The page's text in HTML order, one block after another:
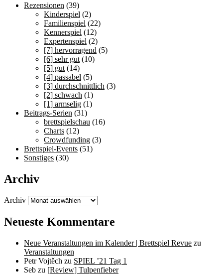
Rezensionen (39)
Kinderspiel (2)
Familienspiel (22)
Kennerspiel (12)
Expertenspiel (2)
[7] hervorragend (5)
[6] sehr gut (10)
[5] gut (14)
[4] passabel (5)
[3] durchschnittlich (3)
[2] schwach (1)
[1] armselig (1)
Beitrags-Serien (31)
brettspielschau (16)
Charts (12)
Crowdfunding (3)
Brettspiel-Events (51)
Sonstiges (30)
Archiv
Archiv
Neueste Kommentare
Neue Veranstaltungen im Kalender | Brettspiel Revue zu
Veranstaltungen
Petr Vojtěch zu SPIEL ’21 Tag 1
Seb zu [Review] Tulpenfieber